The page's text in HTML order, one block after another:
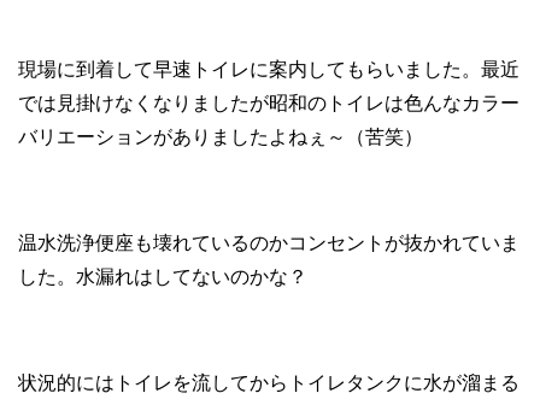
現場に到着して早速トイレに案内してもらいました。最近
では見掛けなくなりましたが昭和のトイレは色んなカラー
バリエーションがありましたよねぇ～（苦笑）
温水洗浄便座も壊れているのかコンセントが抜かれていま
した。水漏れはしてないのかな？
状況的にはトイレを流してからトイレタンクに水が溜まる